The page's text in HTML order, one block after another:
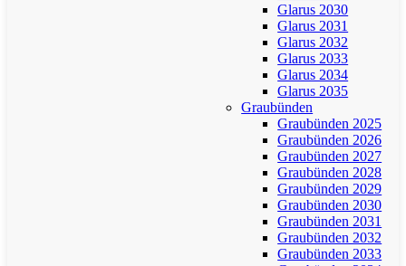
Glarus 2030
Glarus 2031
Glarus 2032
Glarus 2033
Glarus 2034
Glarus 2035
Graubünden
Graubünden 2025
Graubünden 2026
Graubünden 2027
Graubünden 2028
Graubünden 2029
Graubünden 2030
Graubünden 2031
Graubünden 2032
Graubünden 2033